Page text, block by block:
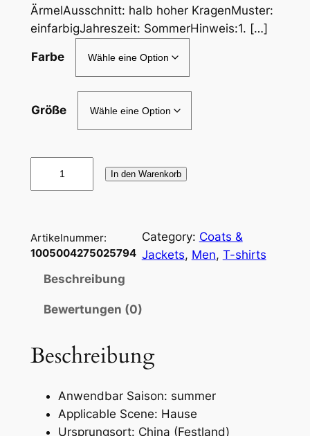
ÄrmelAusschnitt: halb hoher KragenMuster:
einfarbigJahreszeit: SommerHinweis:1. […]
Farbe
Größe
T
r
o
m
In den Warenkorb
Artikelnummer:
1005004275025794
Category: Coats &
Jackets, Men, T-shirts
Beschreibung
Bewertungen (0)
Beschreibung
Anwendbar Saison: summer
Applicable Scene: Hause
Ursprungsort: China (Festland)